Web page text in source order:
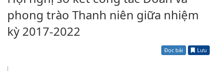
phong trào Thanh niên giữa nhiệm
kỳ 2017-2022
Đọc bài Lưu